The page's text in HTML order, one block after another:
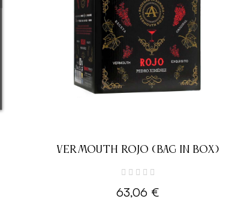
VERMOUTH ROJO (BAG IN BOX)
63,06 €